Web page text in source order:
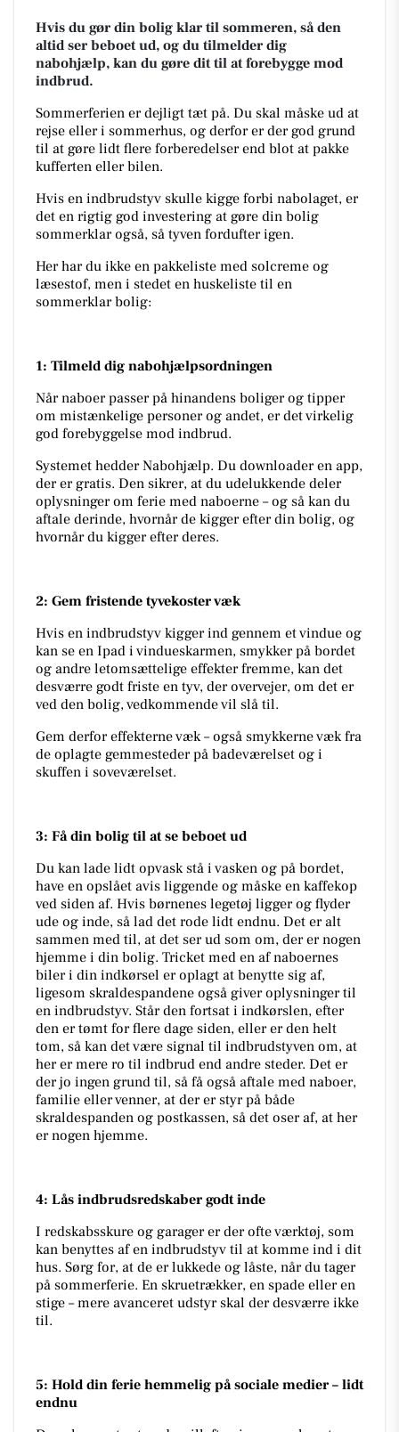
Hvis du gør din bolig klar til sommeren, så den
altid ser beboet ud, og du tilmelder dig
nabohjælp, kan du gøre dit til at forebygge mod
indbrud.
Sommerferien er dejligt tæt på. Du skal måske ud at
rejse eller i sommerhus, og derfor er der god grund
til at gøre lidt flere forberedelser end blot at pakke
kufferten eller bilen.
Hvis en indbrudstyv skulle kigge forbi nabolaget, er
det en rigtig god investering at gøre din bolig
sommerklar også, så tyven fordufter igen.
Her har du ikke en pakkeliste med solcreme og
læsestof, men i stedet en huskeliste til en
sommerklar bolig:
1: Tilmeld dig nabohjælpsordningen
Når naboer passer på hinandens boliger og tipper
om mistænkelige personer og andet, er det virkelig
god forebyggelse mod indbrud.
Systemet hedder Nabohjælp. Du downloader en app,
der er gratis. Den sikrer, at du udelukkende deler
oplysninger om ferie med naboerne – og så kan du
aftale derinde, hvornår de kigger efter din bolig, og
hvornår du kigger efter deres.
2: Gem fristende tyvekoster væk
Hvis en indbrudstyv kigger ind gennem et vindue og
kan se en Ipad i vindueskarmen, smykker på bordet
og andre letomsættelige effekter fremme, kan det
desværre godt friste en tyv, der overvejer, om det er
ved den bolig, vedkommende vil slå til.
Gem derfor effekterne væk – også smykkerne væk fra
de oplagte gemmesteder på badeværelset og i
skuffen i soveværelset.
3: Få din bolig til at se beboet ud
Du kan lade lidt opvask stå i vasken og på bordet,
have en opslået avis liggende og måske en kaffekop
ved siden af. Hvis børnenes legetøj ligger og flyder
ude og inde, så lad det rode lidt endnu. Det er alt
sammen med til, at det ser ud som om, der er nogen
hjemme i din bolig. Tricket med en af naboernes
biler i din indkørsel er oplagt at benytte sig af,
ligesom skraldespandene også giver oplysninger til
en indbrudstyv. Står den fortsat i indkørslen, efter
den er tømt for flere dage siden, eller er den helt
tom, så kan det være signal til indbrudstyven om, at
her er mere ro til indbrud end andre steder. Det er
der jo ingen grund til, så få også aftale med naboer,
familie eller venner, at der er styr på både
skraldespanden og postkassen, så det oser af, at her
er nogen hjemme.
4: Lås indbrudsredskaber godt inde
I redskabsskure og garager er der ofte værktøj, som
kan benyttes af en indbrudstyv til at komme ind i dit
hus. Sørg for, at de er lukkede og låste, når du tager
på sommerferie. En skruetrækker, en spade eller en
stige – mere avanceret udstyr skal der desværre ikke
til.
5: Hold din ferie hemmelig på sociale medier – lidt
endnu